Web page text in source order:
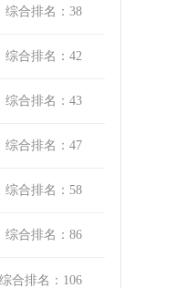
综合排名：38
综合排名：42
综合排名：43
综合排名：47
综合排名：58
综合排名：86
综合排名：106